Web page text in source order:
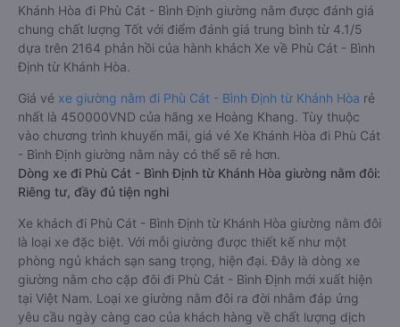
Khánh Hòa đi Phù Cát - Bình Định giường nằm được đánh giá
chung chất lượng Tốt với điểm đánh giá trung bình từ 4.1/5
dựa trên 2164 phản hồi của hành khách Xe về Phù Cát - Bình
Định từ Khánh Hòa.
Giá vé xe giường nằm đi Phù Cát - Bình Định từ Khánh Hòa rẻ
nhất là 450000VND của hãng xe Hoàng Khang. Tùy thuộc
vào chương trình khuyến mãi, giá vé Xe Khánh Hòa đi Phù Cát
- Bình Định giường nằm này có thể sẽ rẻ hơn.
Dòng xe đi Phù Cát - Bình Định từ Khánh Hòa giường nằm đôi:
Riêng tư, đầy đủ tiện nghi
Xe khách đi Phù Cát - Bình Định từ Khánh Hòa giường nằm đôi
là loại xe đặc biệt. Với mỗi giường được thiết kế như một
phòng ngủ khách sạn sang trọng, hiện đại. Đây là dòng xe
giường nằm cho cặp đôi đi Phù Cát - Bình Định mới xuất hiện
tại Việt Nam. Loại xe giường nằm đôi ra đời nhằm đáp ứng
yêu cầu ngày càng cao của khách hàng về chất lượng dịch